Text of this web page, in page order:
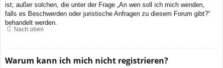
ist; außer solchen, die unter der Frage „An wen soll ich mich wenden,
falls es Beschwerden oder juristische Anfragen zu diesem Forum gibt?“
behandelt werden.
Nach oben
Warum kann ich mich nicht registrieren?